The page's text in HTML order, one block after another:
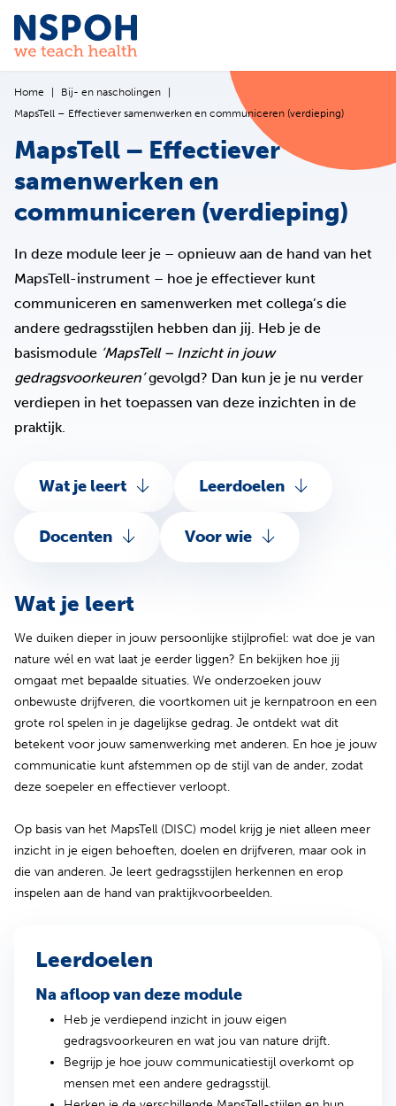
Ga naar de inhoud
Home
Bij- en nascholingen
MapsTell – Effectiever samenwerken en communiceren (verdieping)
MapsTell – Effectiever
samenwerken en
communiceren (verdieping)
In deze module leer je – opnieuw aan de hand van het
MapsTell-instrument – hoe je effectiever kunt
communiceren en samenwerken met collega’s die
andere gedragsstijlen hebben dan jij. Heb je de
basismodule ‘MapsTell – Inzicht in jouw
gedragsvoorkeuren’gevolgd? Dan kun je je nu verder
verdiepen in het toepassen van deze inzichten in de
praktijk.
Wat je leert Leerdoelen
Docenten Voor wie
Wat je leert
We duiken dieper in jouw persoonlijke stijlprofiel: wat doe je van
nature wél en wat laat je eerder liggen? En bekijken hoe jij
omgaat met bepaalde situaties. We onderzoeken jouw
onbewuste drijfveren, die voortkomen uit je kernpatroon en een
grote rol spelen in je dagelijkse gedrag. Je ontdekt wat dit
betekent voor jouw samenwerking met anderen. En hoe je jouw
communicatie kunt afstemmen op de stijl van de ander, zodat
deze soepeler en effectiever verloopt.
Op basis van het MapsTell (DISC) model krijg je niet alleen meer
inzicht in je eigen behoeften, doelen en drijfveren, maar ook in
die van anderen. Je leert gedragsstijlen herkennen en erop
inspelen aan de hand van praktijkvoorbeelden.
Leerdoelen
Na afloop van deze module
Heb je verdiepend inzicht in jouw eigen
gedragsvoorkeuren en wat jou van nature drijft.
Begrijp je hoe jouw communicatiestijl overkomt op
mensen met een andere gedragsstijl.